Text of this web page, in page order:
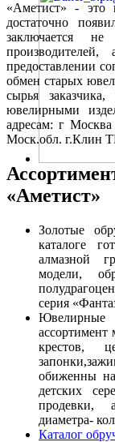
«Аметист» - это
достаточно
заключается
предоставлении
обмен старых
сырья
ювелирными
адресам: г
Моск.обл. г.Клин
«Аметист»
Золотые
каталоге
алмазной
модели,
серия
Ювелирные
ассортимент
крестов,
обиженны
детских
продевки,
диаметра-
Каталог